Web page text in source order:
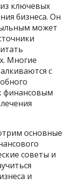
ключевых
бизнеса. Он
может
Многие
с
финансовым
основные
советы и
и